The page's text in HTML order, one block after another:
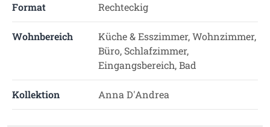
Format Rechteckig
Wohnbereich
Küche & Esszimmer, Wohnzimmer,
Büro, Schlafzimmer,
Eingangsbereich, Bad
Kollektion Anna D'Andrea